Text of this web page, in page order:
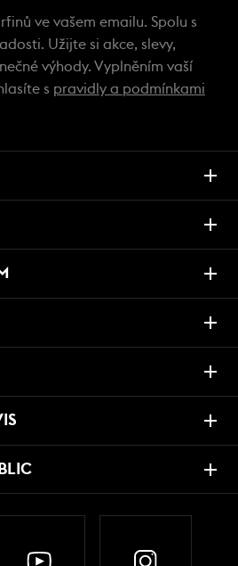
ve vašem emailu. Spolu s
Užijte si akce, slevy,
výhody. Vyplněním vaší
s pravidly a podmínkami